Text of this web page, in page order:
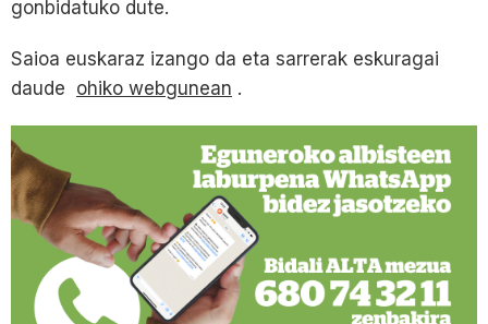
gonbidatuko dute.
Saioa euskaraz izango da eta sarrerak eskuragai
daude ohiko webgunean .